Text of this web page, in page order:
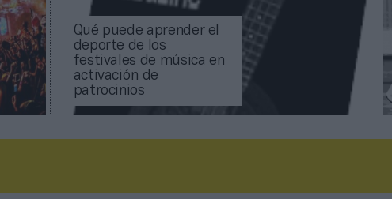
Qué puede aprender el
deporte de los
festivales de música en
activación de
patrocinios